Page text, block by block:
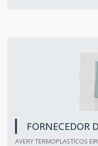
FORNECEDOR
AVERY TERMOPLASTICOS